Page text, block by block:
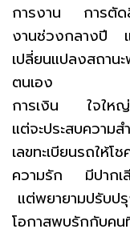
การงาน การตัดสิ
งานช่วงกลางปี แ
เปลี่ยนแปลงสถาน
ตนเอง
การเงิน ใจใหญ่
แต่จะประสบความ
เลขทะเบียนรถให้โช
ความรัก มีปากเสี
แต่พยายามปรับป
โอกาสพบรักกับคน